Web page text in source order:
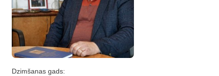
Dzimšanas gads: